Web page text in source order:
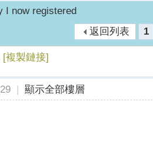
搜
I now registered
1
返回列表
[複製鏈接]
| 顯示全部樓層